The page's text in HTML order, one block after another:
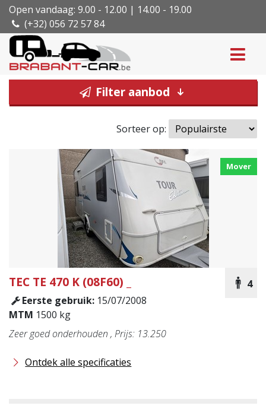
Open vandaag: 9.00 - 12.00 | 14.00 - 19.00
(+32) 056 72 57 84
Filter aanbod
Sorteer op:
Mover
4
TEC TE 470 K (08F60) _
Eerste gebruik: 15/07/2008
MTM 1500 kg
Zeer goed onderhouden , Prijs: 13.250
Ontdek alle specificaties